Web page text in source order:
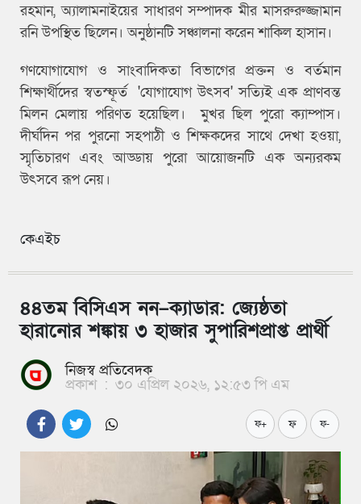
রহমান, অ্যালামনাইয়ের সাধারণ সম্পাদক মীর মাসরুরুজ্জামান
রনি উপস্থিত ছিলেন। অনুষ্ঠানটি সঞ্চালনা করেন শাকিল হাসান।
গণযোগাযোগ ও সাংবাদিকতা বিভাগের প্রক্তন ও বর্তমান
শিক্ষার্থীদের স্বতস্ফূর্ত 'যোগাযোগ উৎসব' সত্যিই এক প্রাণবন্ত
মিলন মেলায় পরিণত হয়েছিল। মুখর ছিল পুরো ক্যাম্পাস।
দীর্ঘদিন পর পুরনো সহপাঠী ও শিক্ষকদের সাথে দেখা হওয়া,
স্মৃতিচারণ এবং আড্ডায় পুরো আয়োজনটি এক অন্যরকম
উৎসবে রূপ নেয়।
কেএইচ
৪৪তম বিসিএস নন–ক্যাডার: জ্যেষ্ঠতা
হারানোর শঙ্কায় ৩ হাজার সুপারিশপ্রাপ্ত প্রার্থী
নিজস্ব প্রতিবেদক
প্রকাশ : ৩০ এপ্রিল ২০২৬, ১২:৫৩ পি এম
ফ+ ফ ফ-